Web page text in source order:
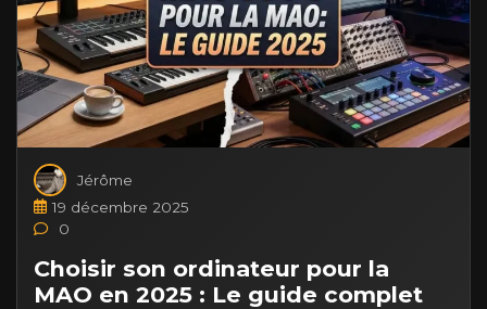
Jérôme
19 décembre 2025
0
Choisir son ordinateur pour la
MAO en 2025 : Le guide complet